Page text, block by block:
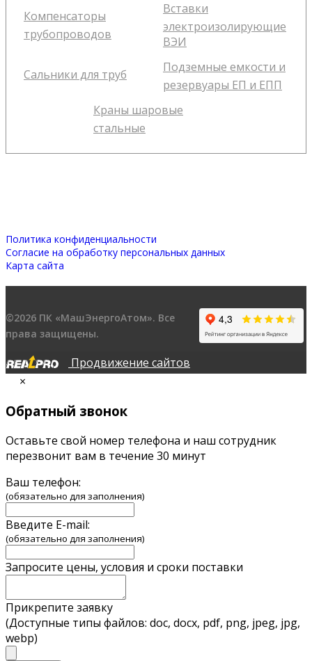
Компенсаторы
трубопроводов
Вставки
электроизолирующие
ВЭИ
Сальники для труб
Подземные емкости и
резервуары ЕП и ЕПП
Краны шаровые
стальные
Политика конфиденциальности
Согласие на обработку персональных данных
Карта сайта
©2026 ПК «МашЭнергоАтом». Все
права защищены.
Продвижение сайтов
×
Обратный звонок
Оставьте свой номер телефона и наш сотрудник
перезвонит вам в течение 30 минут
Ваш телефон:
(обязательно для заполнения)
Введите E-mail:
(обязательно для заполнения)
Запросите цены, условия и сроки поставки
Прикрепите заявку
(Доступные типы файлов: doc, docx, pdf, png, jpeg, jpg,
webp)